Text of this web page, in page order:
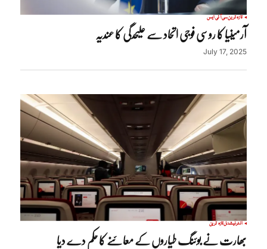
تازہ ترینسی آئی ایس
آرمینیا کا روسی فوجی اتحاد سے علیحدگی کا عندیہ
July 17, 2025
انٹرنیشنلتازہ ترین
بھارت نے بوئنگ طیاروں کے معائنے کا حکم دے دیا